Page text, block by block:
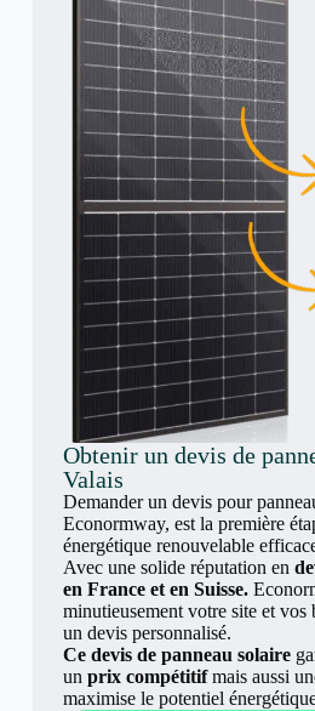
Obtenir un devis de
Valais
Demander un devis pour
Econormway, est la première
énergétique renouvelable
Avec une solide réputation en
en France et en Suisse.
minutieusement votre site et
un devis personnalisé.
Ce devis de panneau solaire
un prix compétitifmais aussi
maximise le potentiel